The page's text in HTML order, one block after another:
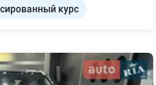
курс